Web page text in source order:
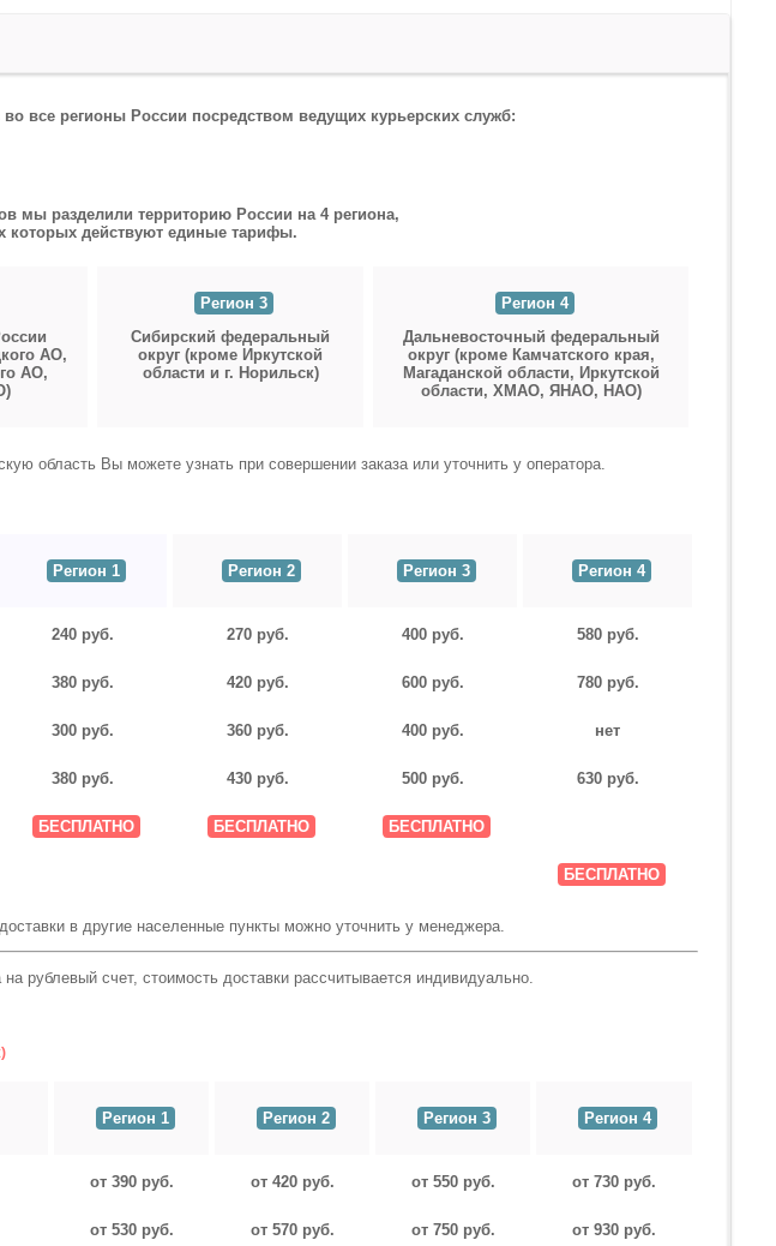
все регионы России посредством ведущих курьерских служб:
мы разделили территорию России на 4 региона,
которых действуют единые тарифы.
АО,
АО,
Регион 3
Сибирский федеральный
округ (кроме Иркутской
области и г. Норильск)
Регион 4
Дальневосточный федеральный
округ (кроме Камчатского края,
Магаданской области, Иркутской
области, ХМАО, ЯНАО, НАО)
область Вы можете узнать при совершении заказа или уточнить у оператора.
Регион 1 Регион 2 Регион 3 Регион 4
240 руб. 270 руб. 400 руб. 580 руб.
380 руб. 420 руб. 600 руб. 780 руб.
300 руб. 360 руб. 400 руб. нет
380 руб. 430 руб. 500 руб. 630 руб.
БЕСПЛАТНО БЕСПЛАТНО БЕСПЛАТНО
БЕСПЛАТНО
в другие населенные пункты можно уточнить у менеджера.
рублевый счет, стоимость доставки рассчитывается индивидуально.
Регион 1 Регион 2 Регион 3 Регион 4
от 390 руб. от 420 руб. от 550 руб. от 730 руб.
от 530 руб. от 570 руб. от 750 руб. от 930 руб.